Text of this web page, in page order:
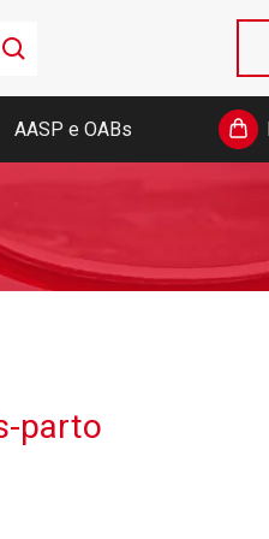
de Bolso
AASP e OABs
parto